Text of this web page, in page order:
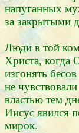
напуганных
за закрытыми
Люди в той
Христа, когда
изгонять
не
властью тем
Иисус явился
мирок.